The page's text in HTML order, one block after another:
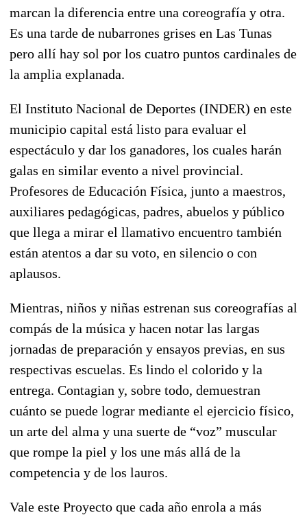
marcan la diferencia entre una coreografía y otra.
Es una tarde de nubarrones grises en Las Tunas
pero allí hay sol por los cuatro puntos cardinales de
la amplia explanada.
El Instituto Nacional de Deportes (INDER) en este
municipio capital está listo para evaluar el
espectáculo y dar los ganadores, los cuales harán
galas en similar evento a nivel provincial.
Profesores de Educación Física, junto a maestros,
auxiliares pedagógicas, padres, abuelos y público
que llega a mirar el llamativo encuentro también
están atentos a dar su voto, en silencio o con
aplausos.
Mientras, niños y niñas estrenan sus coreografías al
compás de la música y hacen notar las largas
jornadas de preparación y ensayos previas, en sus
respectivas escuelas. Es lindo el colorido y la
entrega. Contagian y, sobre todo, demuestran
cuánto se puede lograr mediante el ejercicio físico,
un arte del alma y una suerte de “voz” muscular
que rompe la piel y los une más allá de la
competencia y de los lauros.
Vale este Proyecto que cada año enrola a más